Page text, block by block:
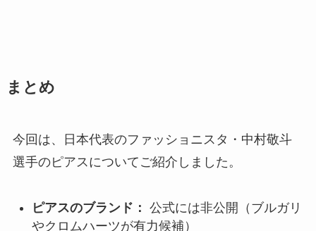
まとめ
今回は、日本代表のファッショニスタ・中村敬斗
選手のピアスについてご紹介しました。
ピアスのブランド： 公式には非公開（ブルガリ
やクロムハーツが有力候補）